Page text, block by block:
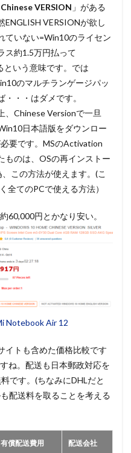
VERSION 」がある
VERSIONが欲し
ていない=Win10のライセン
ス約1.5万円払って
いう意味です。では
のマルチランゲージパッ
・・はダメです。
Chinese Versionで一旦
日本語版をダウンロー
要です。MSのActivation
ものは、OSの再インストー
この方法が使えます。(こ
全てのPCで使える方法）
60,000円とかなり安い。
Notebook Air 12
イトも含めた価格比較です
ね。配送も日本郵政対応を
です。(ちなみにDHLだと
配送料を取ることを考える
有償配送費用 配送会社